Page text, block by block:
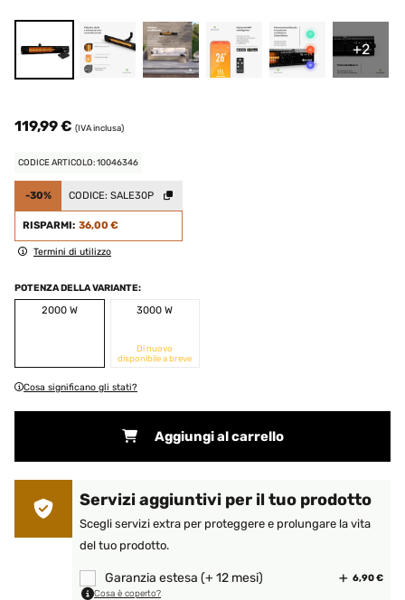
+2
119,99 € (IVA inclusa)
CODICE ARTICOLO: 10046346
-30% CODICE: SALE30P
RISPARMI: 36,00 €
Termini di utilizzo
POTENZA DELLA VARIANTE:
2000 W
3000 W
Di nuovo
disponibile a breve
Cosa significano gli stati?
Aggiungi al carrello
Servizi aggiuntivi per il tuo prodotto
Scegli servizi extra per proteggere e prolungare la vita
del tuo prodotto.
Garanzia estesa (+ 12 mesi) 6,90 €
Cosa è coperto?